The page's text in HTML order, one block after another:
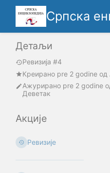
Српска
Детаљи
Ревизија #4
Креирано pre 2 godine oд
Ажурирано pre 2 godine
Деветак
Акције
Ревизије